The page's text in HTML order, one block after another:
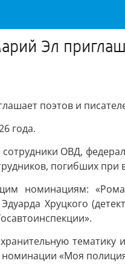
Эл
поэтов и
года.
сотрудники ОВД,
погибших
номинациям:
Хруцкого
«Моя